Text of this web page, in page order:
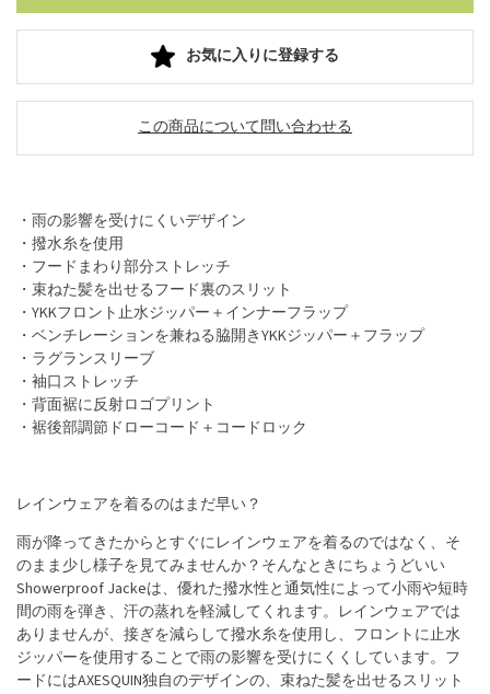
お気に入りに登録する
この商品について問い合わせる
・雨の影響を受けにくいデザイン
・撥水糸を使用
・フードまわり部分ストレッチ
・束ねた髪を出せるフード裏のスリット
・YKKフロント止水ジッパー＋インナーフラップ
・ベンチレーションを兼ねる脇開きYKKジッパー＋フラップ
・ラグランスリーブ
・袖口ストレッチ
・背面裾に反射ロゴプリント
・裾後部調節ドローコード＋コードロック
レインウェアを着るのはまだ早い？
雨が降ってきたからとすぐにレインウェアを着るのではなく、そ
のまま少し様子を見てみませんか？そんなときにちょうどいい
Showerproof Jackeは、優れた撥水性と通気性によって小雨や短時
間の雨を弾き、汗の蒸れを軽減してくれます。レインウェアでは
ありませんが、接ぎを減らして撥水糸を使用し、フロントに止水
ジッパーを使用することで雨の影響を受けにくくしています。フ
ードにはAXESQUIN独自のデザインの、束ねた髪を出せるスリット